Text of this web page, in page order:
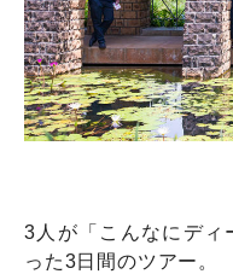
3人が「こんなにディ
った3日間のツアー。